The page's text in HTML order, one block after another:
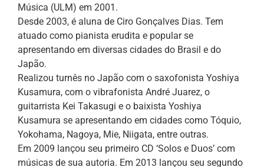
Música (ULM) em 2001.
Desde 2003, é aluna de Ciro Gonçalves Dias. Tem
atuado como pianista erudita e popular se
apresentando em diversas cidades do Brasil e do
Japão.
Realizou turnês no Japão com o saxofonista Yoshiya
Kusamura, com o vibrafonista André Juarez, o
guitarrista Kei Takasugi e o baixista Yoshiya
Kusamura se apresentando em cidades como Tóquio,
Yokohama, Nagoya, Mie, Niigata, entre outras.
Em 2009 lançou seu primeiro CD ‘Solos e Duos’ com
músicas de sua autoria. Em 2013 lançou seu segundo